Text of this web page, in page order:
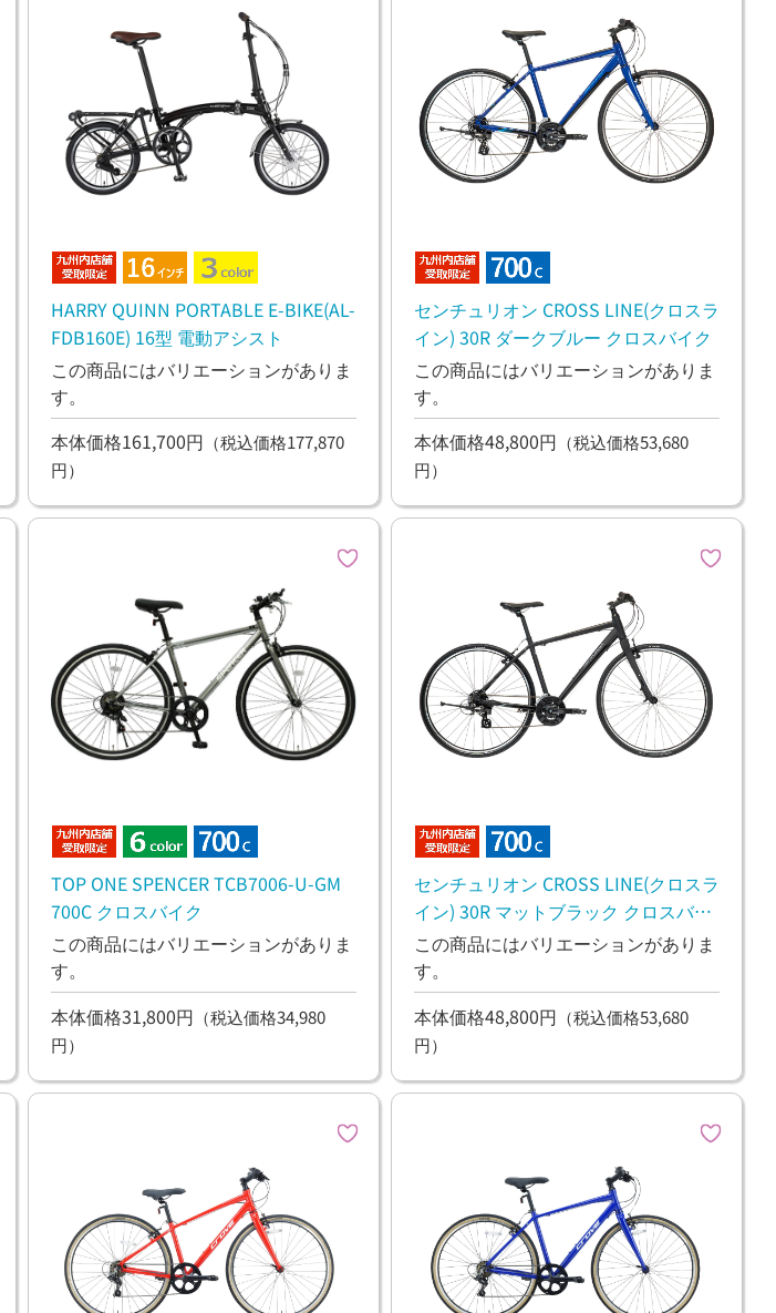
HARRY QUINN PORTABLE E-BIKE(AL-
FDB160E) 16型 電動アシスト
この商品にはバリエーションがありま
す。
本体価格161,700円 （税込価格177,870
円）
センチュリオン CROSS LINE(クロスラ
イン) 30R ダークブルー クロスバイク
この商品にはバリエーションがありま
す。
本体価格48,800円 （税込価格53,680
円）
TOP ONE SPENCER TCB7006-U-GM
700C クロスバイク
この商品にはバリエーションがありま
す。
本体価格31,800円 （税込価格34,980
円）
センチュリオン CROSS LINE(クロスラ
イン) 30R マットブラック クロスバイ
ク
この商品にはバリエーションがありま
す。
本体価格48,800円 （税込価格53,680
円）